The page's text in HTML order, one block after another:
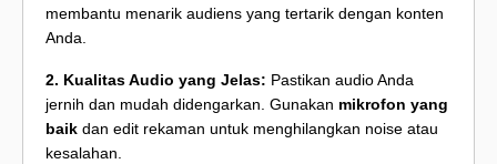
membantu menarik audiens yang tertarik dengan konten
Anda.
2. Kualitas Audio yang Jelas: Pastikan audio Anda
jernih dan mudah didengarkan. Gunakan mikrofon yang
baik dan edit rekaman untuk menghilangkan noise atau
kesalahan.